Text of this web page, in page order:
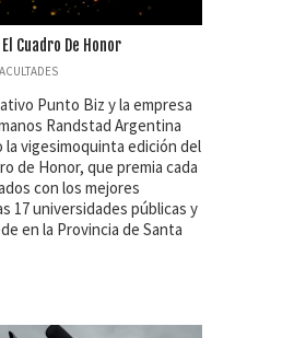
Cuadro De Honor
Punto Biz y la empresa
Randstad Argentina
la vigesimoquinta edición del
de Honor, que premia cada
con los mejores
17 universidades públicas y
en la Provincia de Santa